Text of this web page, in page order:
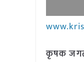
कृषक जगत